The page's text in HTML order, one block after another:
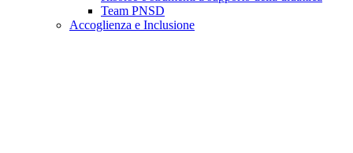
Team PNSD
Accoglienza e Inclusione